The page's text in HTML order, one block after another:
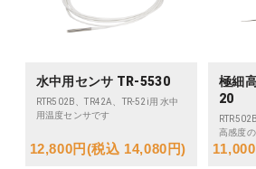
水中用センサ TR-5530
RTR502B、TR42A、TR-52i用 水中
用温度センサです
12,800円(税込 14,080円)
極細
20
高感度